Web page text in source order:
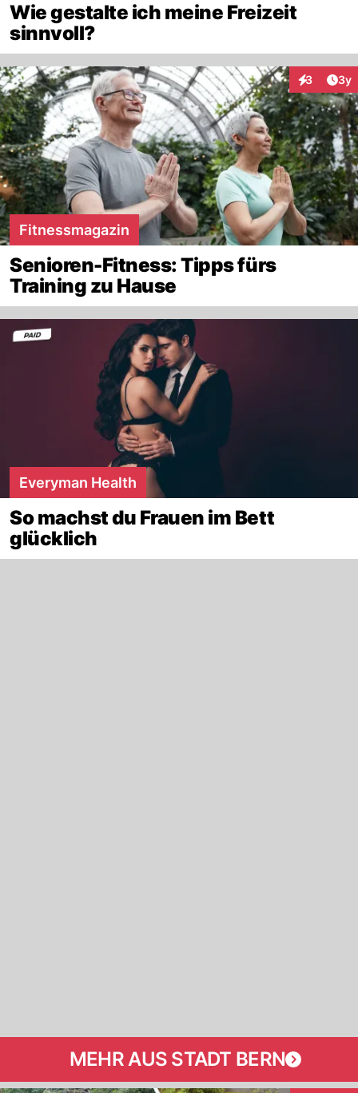
Wie gestalte ich meine Freizeit
sinnvoll?
3 3y
Fitnessmagazin
Senioren-Fitness: Tipps fürs
Training zu Hause
Everyman Health
So machst du Frauen im Bett
glücklich
MEHR AUS STADT BERN